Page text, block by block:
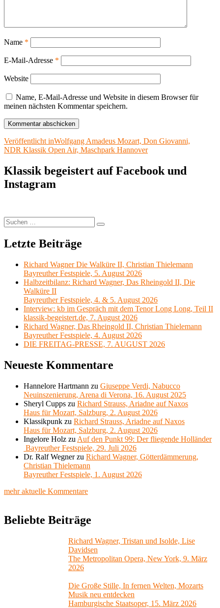
Name *
E-Mail-Adresse *
Website
Name, E-Mail-Adresse und Website in diesem Browser für
meinen nächsten Kommentar speichern.
Beitragsnavigation
Veröffentlicht inWolfgang Amadeus Mozart, Don Giovanni,
NDR Klassik Open Air, Maschpark Hannover
Klassik begeistert auf Facebook und
Instagram
Suchen
nach:
Suchen
Letzte Beiträge
Richard Wagner Die Walküre II, Christian Thielemann
Bayreuther Festspiele, 5. August 2026
Halbzeitbilanz: Richard Wagner, Das Rheingold II, Die
Walküre II
Bayreuther Festspiele, 4. & 5. August 2026
Interview: kb im Gespräch mit dem Tenor Long Long, Teil II
klassik-begeistert.de, 7. August 2026
Richard Wagner, Das Rheingold II, Christian Thielemann
Bayreuther Festspiele, 4. August 2026
DIE FREITAG-PRESSE, 7. AUGUST 2026
Neueste Kommentare
Hannelore Hartmann zu Giuseppe Verdi, Nabucco
Neuinszenierung, Arena di Verona, 16. August 2025
Sheryl Cupps zu Richard Strauss, Ariadne auf Naxos
Haus für Mozart, Salzburg, 2. August 2026
Klassikpunk zu Richard Strauss, Ariadne auf Naxos
Haus für Mozart, Salzburg, 2. August 2026
Ingelore Holz zu Auf den Punkt 99: Der fliegende Holländer
Bayreuther Festspiele, 29. Juli 2026
Dr. Ralf Wegnerzu Richard Wagner, Götterdämmerung,
Christian Thielemann
Bayreuther Festspiele, 1. August 2026
mehr aktuelle Kommentare
Beliebte Beiträge
Richard Wagner, Tristan und Isolde, Lise
Davidsen
The Metropolitan Opera, New York, 9. März
2026
Die Große Stille, In fernen Welten, Mozarts
Musik neu entdecken
Hamburgische Staatsoper, 15. März 2026